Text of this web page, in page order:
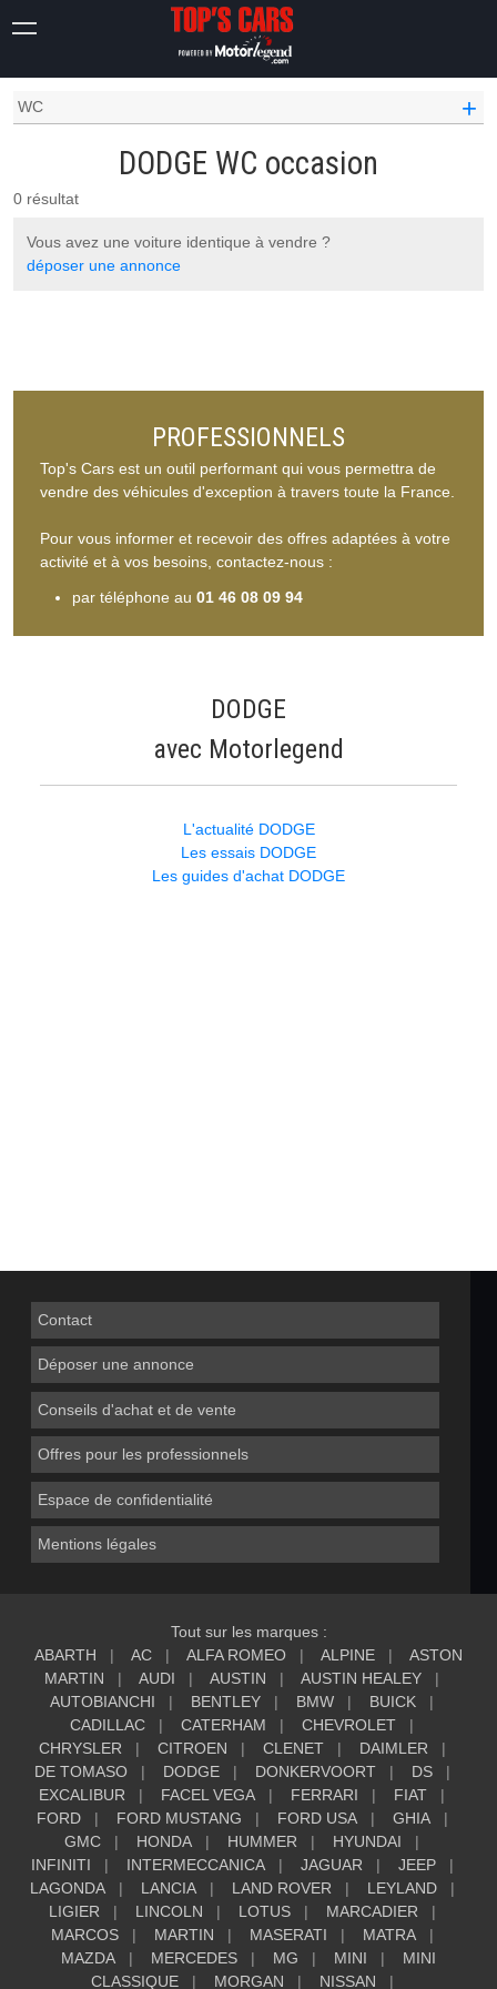
DODGE OCCASION
WC
+
DODGE WC occasion
0 résultat
Vous avez une voiture identique à vendre ?
déposer une annonce
PROFESSIONNELS
Top's Cars est un outil performant qui vous permettra de
vendre des véhicules d'exception à travers toute la France.
Pour vous informer et recevoir des offres adaptées à votre
activité et à vos besoins, contactez-nous :
par téléphone au 01 46 08 09 94
DODGE
avec Motorlegend
L'actualité DODGE
Les essais DODGE
Les guides d'achat DODGE
Contact
Déposer une annonce
Conseils d'achat et de vente
Offres pour les professionnels
Espace de confidentialité
Mentions légales
Tout sur les marques :
ABARTH
AC ALFA ROMEO ALPINE
ASTON
MARTIN
AUDI AUSTIN
AUSTIN HEALEY
AUTOBIANCHI
BENTLEY BMW
BUICK
CADILLAC
CATERHAM
CHEVROLET
CHRYSLER
CITROEN CLENET
DAIMLER
DE TOMASO
DODGE DONKERVOORT
DS
EXCALIBUR
FACEL VEGA FERRARI
FIAT
FORD
FORD MUSTANG FORD USA
GHIA
GMC
HONDA HUMMER
HYUNDAI
INFINITI
INTERMECCANICA JAGUAR
JEEP
LAGONDA
LANCIA LAND ROVER
LEYLAND
LIGIER
LINCOLN LOTUS
MARCADIER
MARCOS
MARTIN MASERATI
MATRA
MAZDA
MERCEDES MG MINI
MINI
CLASSIQUE
MORGAN NISSAN